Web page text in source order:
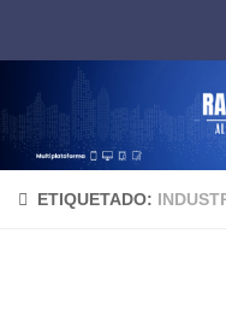
ETIQUETADO: